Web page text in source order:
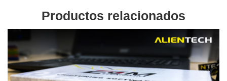
Productos relacionados